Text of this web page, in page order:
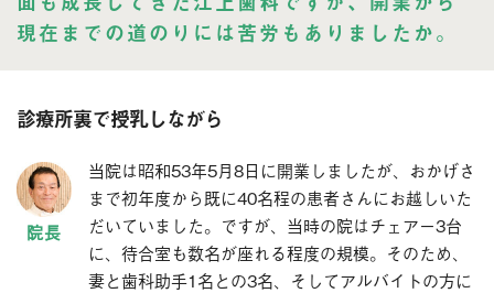
現在までの道のりには苦労もありましたか。
診療所裏で授乳しながら
当院は昭和53年5月8日に開業しましたが、おかげさ
まで初年度から既に40名程の患者さんにお越しいた
だいていました。ですが、当時の院はチェアー3台
に、待合室も数名が座れる程度の規模。そのため、
妻と歯科助手1名との3名、そしてアルバイトの方に